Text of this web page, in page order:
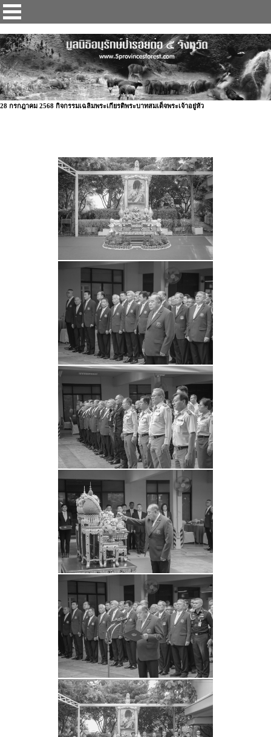
28 กรกฎาคม 2568 กิจกรรมเฉลิมพระเกียรติพระบาทสมเด็จพระเจ้าอยู่หัว